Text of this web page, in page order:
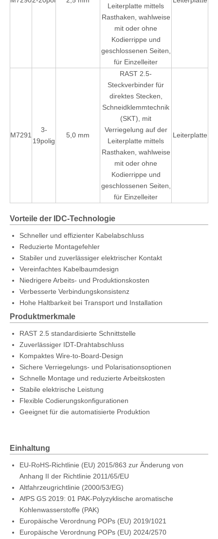
Leiterplatte mittels
Rasthaken, wahlweise
mit oder ohne
Kodierrippe und
geschlossenen Seiten,
für Einzelleiter
M7291
3-
19polig
5,0 mm
RAST 2.5-
Steckverbinder für
direktes Stecken,
Schneidklemmtechnik
(SKT), mit
Verriegelung auf der
Leiterplatte mittels
Rasthaken, wahlweise
mit oder ohne
Kodierrippe und
geschlossenen Seiten,
für Einzelleiter
Leiterplatte
Vorteile der IDC-Technologie
Schneller und effizienter Kabelabschluss
Reduzierte Montagefehler
Stabiler und zuverlässiger elektrischer Kontakt
Vereinfachtes Kabelbaumdesign
Niedrigere Arbeits- und Produktionskosten
Verbesserte Verbindungskonsistenz
Hohe Haltbarkeit bei Transport und Installation
Produktmerkmale
RAST 2.5 standardisierte Schnittstelle
Zuverlässiger IDT-Drahtabschluss
Kompaktes Wire-to-Board-Design
Sichere Verriegelungs- und Polarisationsoptionen
Schnelle Montage und reduzierte Arbeitskosten
Stabile elektrische Leistung
Flexible Codierungskonfigurationen
Geeignet für die automatisierte Produktion
Einhaltung
EU-RoHS-Richtlinie (EU) 2015/863 zur Änderung von
Anhang II der Richtlinie 2011/65/EU
Altfahrzeugrichtlinie (2000/53/EG)
AfPS GS 2019: 01 PAK-Polyzyklische aromatische
Kohlenwasserstoffe (PAK)
Europäische Verordnung POPs (EU) 2019/1021
Europäische Verordnung POPs (EU) 2024/2570